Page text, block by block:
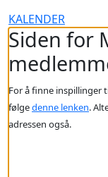
KALENDER
Siden for
For å finne inspillinger
følgedenne lenken.
adressen også.